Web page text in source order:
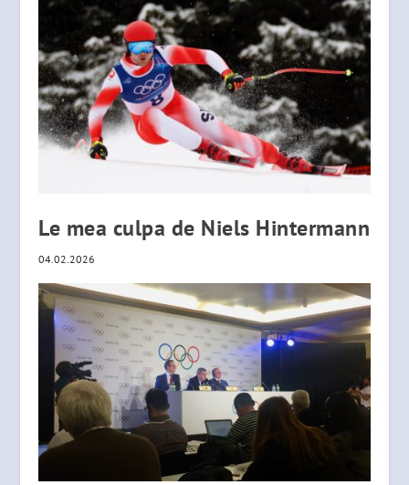
Le mea culpa de Niels Hintermann
04.02.2026